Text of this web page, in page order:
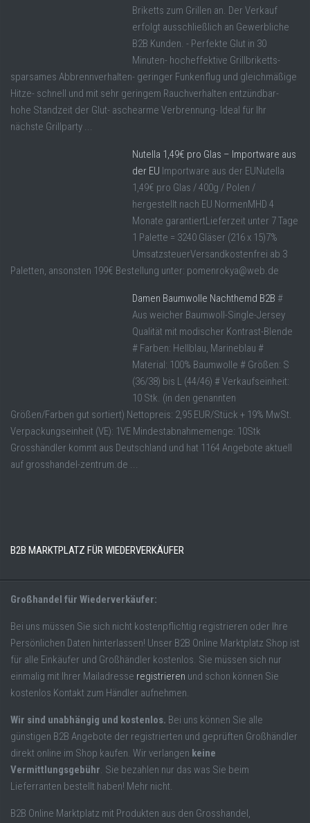
Briketts zum Grillen an. Der Verkauf
erfolgt ausschließlich an Gewerbliche
B2B Kunden. - Perfekte Glut in 30
Minuten- hocheffektive Grillbriketts-
sparsames Abbrennverhalten- geringer Funkenflug und gleichmäßige
Hitze- schnell und mit sehr geringem Rauchverhalten entzündbar-
hohe Standzeit der Glut- aschearme Verbrennung- Ideal für Ihr
nächste Grillparty ...
Nutella 1,49€ pro Glas – Importware aus
der EU Importware aus der EUNutella
1,49€ pro Glas / 400g / Polen /
hergestellt nach EU NormenMHD 4
Monate garantiertLieferzeit unter 7 Tage
1 Palette = 3240 Gläser (216 x 15)7%
UmsatzsteuerVersandkostenfrei ab 3
Paletten, ansonsten 199€ Bestellung unter: pomenrokya@web.de
Damen Baumwolle Nachthemd B2B #
Aus weicher Baumwoll-Single-Jersey
Qualität mit modischer Kontrast-Blende
# Farben: Hellblau, Marineblau #
Material: 100% Baumwolle # Größen: S
(36/38) bis L (44/46) # Verkaufseinheit:
10 Stk. (in den genannten
Größen/Farben gut sortiert) Nettopreis: 2,95 EUR/Stück + 19% MwSt.
Verpackungseinheit (VE): 1VE Mindestabnahmemenge: 10Stk
Grosshändler kommt aus Deutschland und hat 1164 Angebote aktuell
auf grosshandel-zentrum.de ...
B2B MARKTPLATZ FÜR WIEDERVERKÄUFER
Großhandel für Wiederverkäufer:
Bei uns müssen Sie sich nicht kostenpflichtig registrieren oder Ihre
Persönlichen Daten hinterlassen! Unser B2B Online Marktplatz Shop ist
für alle Einkäufer und Großhändler kostenlos. Sie müssen sich nur
einmalig mit Ihrer Mailadresse registrieren und schon können Sie
kostenlos Kontakt zum Händler aufnehmen.
Wir sind unabhängig und kostenlos. Bei uns können Sie alle
günstigen B2B Angebote der registrierten und geprüften Großhändler
direkt online im Shop kaufen. Wir verlangen keine
Vermittlungsgebühr. Sie bezahlen nur das was Sie beim
Lieferranten bestellt haben! Mehr nicht.
B2B Online Marktplatz mit Produkten aus den Grosshandel,